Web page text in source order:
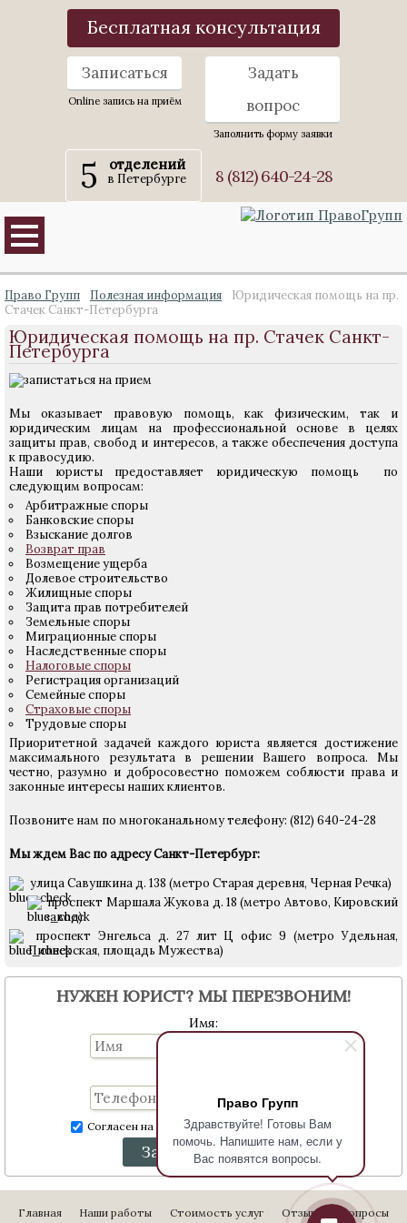
Право Групп
Здравствуйте! Готовы Вам
помочь. Напишите нам, если у
Вас появятся вопросы.
Бесплатная консультация
Записаться
Online запись на приём
Задать
вопрос
Заполнить форму заявки
5 отделений
в Петербурге 8 (812) 640-24-28
Право Групп Полезная информация
Юридическая помощь на пр.
Стачек Санкт-Петербурга
Юридическая помощь на пр. Стачек Санкт-
Петербурга
Мы оказывает правовую помощь, как физическим, так и
юридическим лицам на профессиональной основе в целях
защиты прав, свобод и интересов, а также обеспечения доступа
к правосудию.
Наши юристы предоставляет юридическую помощь по
следующим вопросам:
Арбитражные споры
Банковские споры
Взыскание долгов
Возврат прав
Возмещение ущерба
Долевое строительство
Жилищные споры
Защита прав потребителей
Земельные споры
Миграционные споры
Наследственные споры
Налоговые споры
Регистрация организаций
Семейные споры
Страховые споры
Трудовые споры
Приоритетной задачей каждого юриста является достижение
максимального результата в решении Вашего вопроса. Мы
честно, разумно и добросовестно поможем соблюсти права и
законные интересы наших клиентов.
Позвоните нам по многоканальному телефону: (812) 640-24-28
Мы ждем Вас по адресу Санкт-Петербург:
улица Савушкина д. 138 (метро Старая деревня, Черная Речка)
проспект Маршала Жукова д. 18 (метро Автово, Кировский
завод)
проспект Энгельса д. 27 лит Ц офис 9 (метро Удельная,
Пионерская, площадь Мужества)
НУЖЕН ЮРИСТ? МЫ ПЕРЕЗВОНИМ!
Имя:
Согласен на обработку персональных данных
Заказать звонок
Главная Наши работы Стоимость услуг Отзывы Вопросы